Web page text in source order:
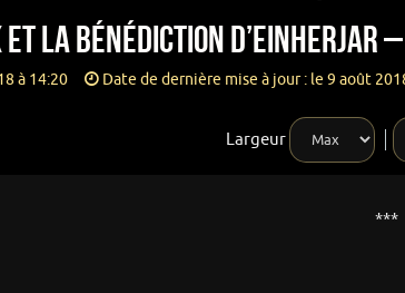
la Bénédiction d’Einherjar
à 14:20 Date de dernière mise à jour : le 9 août
Largeur
***